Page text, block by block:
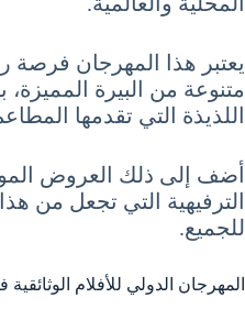
يعتبر هذا المهرجان فرصة
متنوعة من البيرة المميزة،
اللذيذة التي تقدمها
أضف إلى ذلك العروض
الترفيهية التي تجعل من
للجميع.
المهرجان الدولي للأفلام